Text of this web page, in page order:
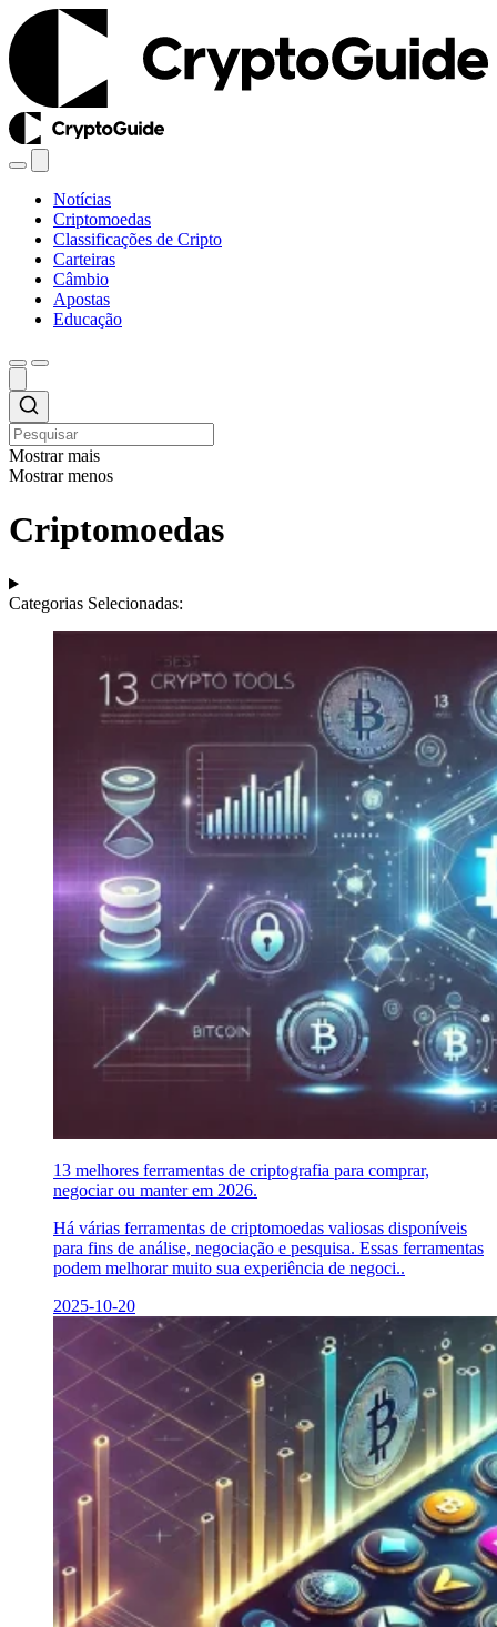
Notícias
Criptomoedas
Classificações de Cripto
Carteiras
Câmbio
Apostas
Educação
Mostrar mais
Mostrar menos
Criptomoedas
Categorias Selecionadas:
13 melhores ferramentas de criptografia para comprar,
negociar ou manter em 2026.
Há várias ferramentas de criptomoedas valiosas disponíveis
para fins de análise, negociação e pesquisa. Essas ferramentas
podem melhorar muito sua experiência de negoci..
2025-10-20